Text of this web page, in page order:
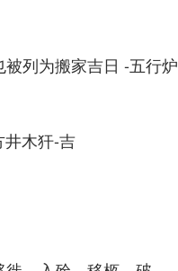
列为搬家吉日 -五行炉
井木犴-吉